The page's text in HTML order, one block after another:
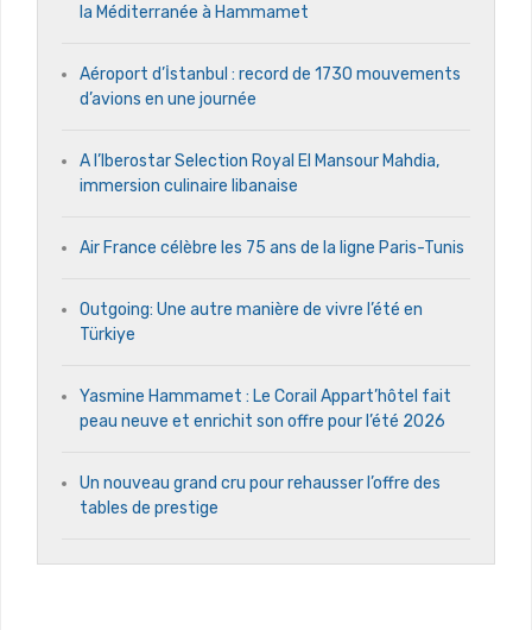
la Méditerranée à Hammamet
Aéroport d’İstanbul : record de 1730 mouvements
d’avions en une journée
A l’Iberostar Selection Royal El Mansour Mahdia,
immersion culinaire libanaise
Air France célèbre les 75 ans de la ligne Paris-Tunis
Outgoing: Une autre manière de vivre l’été en
Türkiye
Yasmine Hammamet : Le Corail Appart’hôtel fait
peau neuve et enrichit son offre pour l’été 2026
Un nouveau grand cru pour rehausser l’offre des
tables de prestige